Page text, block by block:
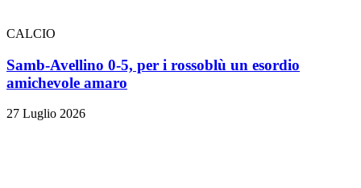
CALCIO
Samb-Avellino 0-5, per i rossoblù un esordio
amichevole amaro
27 Luglio 2026